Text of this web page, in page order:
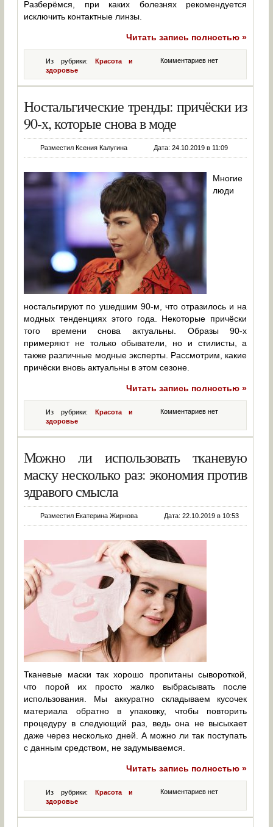
Разберёмся, при каких болезнях рекомендуется
исключить контактные линзы.
Читать запись полностью »
Комментариев нет
Из рубрики: Красота и
здоровье
Ностальгические тренды: причёски из
90-х, которые снова в моде
Разместил Ксения Калугина Дата: 24.10.2019 в 11:09
Многие
люди
ностальгируют по ушедшим 90-м, что отразилось и на
модных тенденциях этого года. Некоторые причёски
того времени снова актуальны. Образы 90-х
примеряют не только обыватели, но и стилисты, а
также различные модные эксперты. Рассмотрим, какие
причёски вновь актуальны в этом сезоне.
Читать запись полностью »
Комментариев нет
Из рубрики: Красота и
здоровье
Можно ли использовать тканевую
маску несколько раз: экономия против
здравого смысла
Разместил Екатерина Жирнова Дата: 22.10.2019 в 10:53
Тканевые маски так хорошо пропитаны сывороткой,
что порой их просто жалко выбрасывать после
использования. Мы аккуратно складываем кусочек
материала обратно в упаковку, чтобы повторить
процедуру в следующий раз, ведь она не высыхает
даже через несколько дней. А можно ли так поступать
с данным средством, не задумываемся.
Читать запись полностью »
Комментариев нет
Из рубрики: Красота и
здоровье